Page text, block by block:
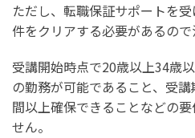
ただし、転職保証サポートを
件をクリアする必要があるので
受講開始時点で20歳以上34歳
の勤務が可能であること、受
間以上確保できることなどの
せん。